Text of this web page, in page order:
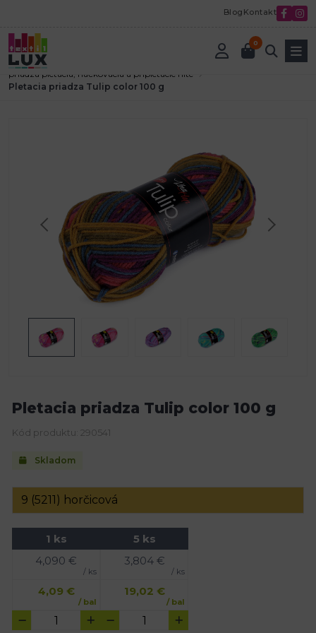
Blog Kontakt
0
Úvod
Pletenie a háčkovanie
priadza pletacia, háčkovacia a pripletacie nite
Pletacia priadza Tulip color 100 g
Pletacia priadza Tulip color 100 g
Kód produktu: 290541
Skladom
1 ks
4,090 €
/ ks
4,09€
/ bal
5 ks
3,804€
/ ks
19,02 €
/ bal